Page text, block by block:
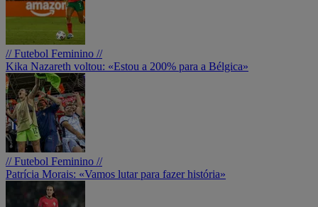
// Futebol Feminino //
Kika Nazareth voltou: «Estou a 200% para a Bélgica»
// Futebol Feminino //
Patrícia Morais: «Vamos lutar para fazer história»